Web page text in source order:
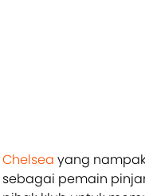
Chelsea yang
sebagai pemain